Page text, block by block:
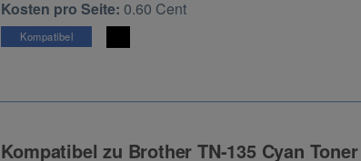
Kosten pro Seite: 0.60 Cent
Kompatibel
Kompatibel zu Brother TN-135 Cyan